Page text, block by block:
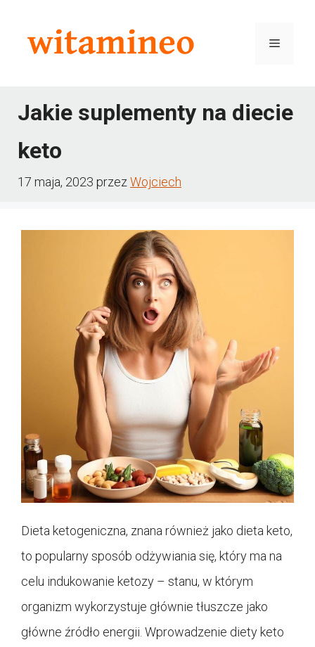
Menu
Jakie suplementy na diecie
keto
17 maja, 2023 przezWojciech
Dieta ketogeniczna, znana również jako dieta keto,
to popularny sposób odżywiania się, który ma na
celu indukowanie ketozy – stanu, w którym
organizm wykorzystuje głównie tłuszcze jako
główne źródło energii. Wprowadzenie diety keto